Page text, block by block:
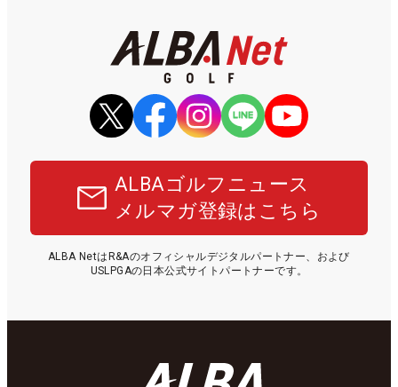
ALBAゴルフニュース
メルマガ登録はこちら
ALBA NetはR&Aのオフィシャルデジタルパートナー、および
USLPGAの日本公式サイトパートナーです。